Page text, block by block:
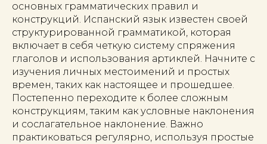
основных грамматических правил и
конструкций. Испанский язык известен своей
структурированной грамматикой, которая
включает в себя четкую систему спряжения
глаголов и использования артиклей. Начните с
изучения личных местоимений и простых
времен, таких как настоящее и прошедшее.
Постепенно переходите к более сложным
конструкциям, таким как условные наклонения
и сослагательное наклонение. Важно
практиковаться регулярно, используя простые